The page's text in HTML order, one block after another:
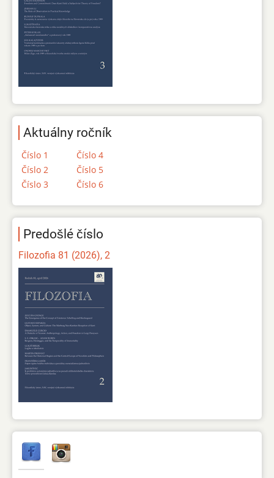
Aktuálny ročník
Číslo 1
Číslo 2
Číslo 3
Číslo 4
Číslo 5
Číslo 6
Predošlé číslo
Filozofia 81 (2026), 2